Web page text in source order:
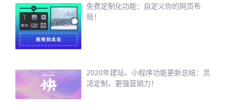
免费定制化功能：自定义你的网页布
局！
2020年建站、小程序功能更新总结：灵
活定制，更强营销力！